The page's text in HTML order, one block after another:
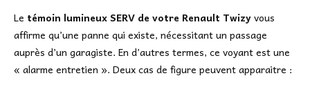
Le témoin lumineux SERV de votre Renault Twizyvous
affirme qu’une panne qui existe, nécessitant un passage
auprès d’un garagiste. En d’autres termes, ce voyant est une
« alarme entretien ». Deux cas de figure peuvent apparaitre :